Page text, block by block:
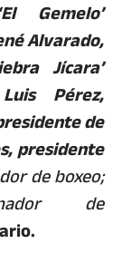
Gemelo’
Alvarado,
Jícara’
Pérez,
de
presidente
de boxeo;
de